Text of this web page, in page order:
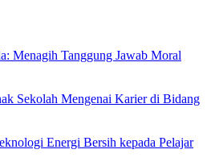
Menagih Tanggung Jawab Moral
Sekolah Mengenai Karier di Bidang
Energi Bersih kepada Pelajar